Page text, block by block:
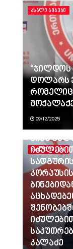
ᲐᲮᲐᲚᲘ ᲐᲛᲑᲔᲑᲘ
“ჯილდოს
დოლარს
რომელიც
09/12/2025
ᲐᲮᲐᲚᲘ ᲐᲛᲑᲔᲑᲘ
ვინც
კალაძე